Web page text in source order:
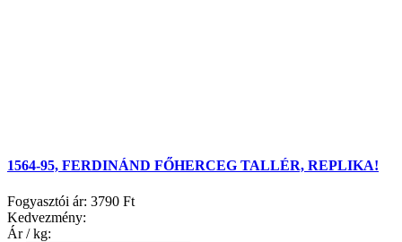
1564-95, FERDINÁND FŐHERCEG TALLÉR, REPLIKA!
Fogyasztói ár: 3790 Ft
Kedvezmény:
Ár / kg: